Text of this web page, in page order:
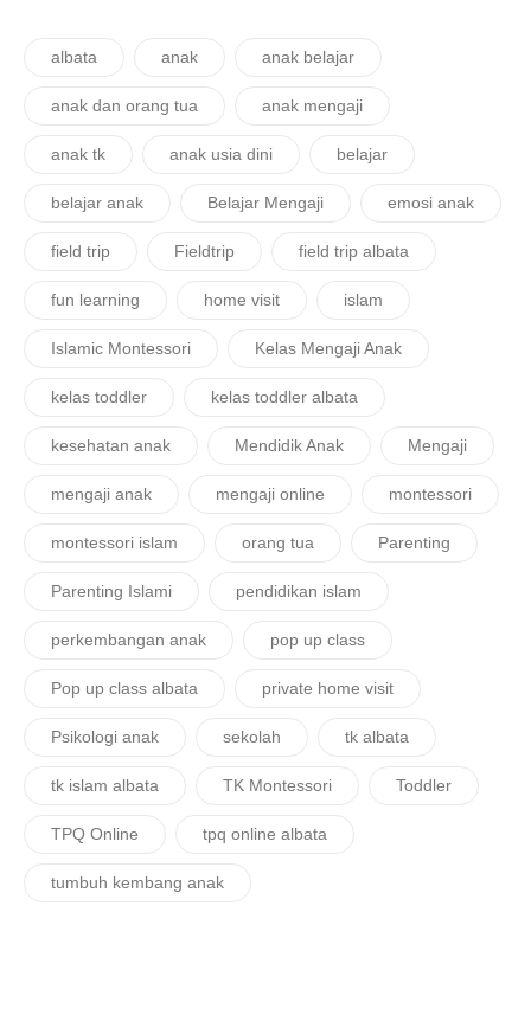
albata anak anak belajar
anak dan orang tua anak mengaji
anak tk anak usia dini belajar
belajar anak Belajar Mengaji emosi anak
field trip Fieldtrip field trip albata
fun learning home visit islam
Islamic Montessori Kelas Mengaji Anak
kelas toddler kelas toddler albata
kesehatan anak Mendidik Anak Mengaji
mengaji anak mengaji online montessori
montessori islam orang tua Parenting
Parenting Islami pendidikan islam
perkembangan anak pop up class
Pop up class albata private home visit
Psikologi anak sekolah tk albata
tk islam albata TK Montessori Toddler
TPQ Online tpq online albata
tumbuh kembang anak